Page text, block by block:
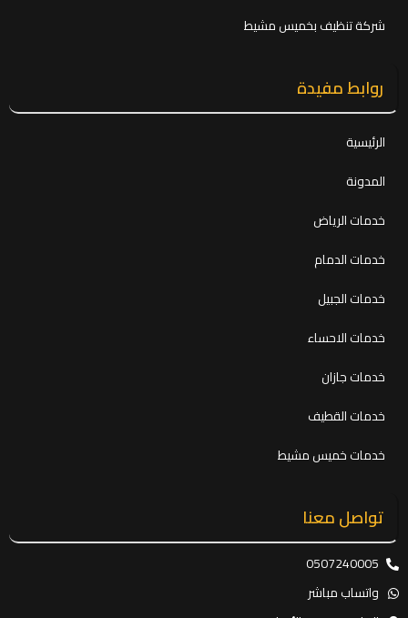
شركة تنظيف بخميس مشيط
روابط مفيدة
الرئيسية
المدونة
خدمات الرياض
خدمات الدمام
خدمات الجبيل
خدمات الاحساء
خدمات جازان
خدمات القطيف
خدمات خميس مشيط
تواصل معنا
0507240005
واتساب مباشر